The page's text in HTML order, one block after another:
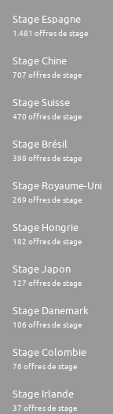
* Capacidad analítica
* Capacidad de
Stage Espagne
1.481 offres de stage
Stage Chine
707 offres de stage
Stage Suisse
470 offres de stage
Stage Brésil
398 offres de stage
Stage Royaume-Uni
269 offres de stage
Stage Hongrie
182 offres de stage
Stage Japon
127 offres de stage
Stage Danemark
106 offres de stage
Stage Colombie
76 offres de stage
Stage Irlande
37 offres de stage